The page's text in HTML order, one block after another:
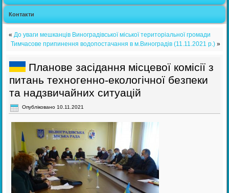
Контакти
«До уваги мешканців Виноградівської міської територіальної громади
Тимчасове припинення водопостачання в м.Виноградів (11.11.2021 р.)»
Планове засідання місцевої комісії з
питань техногенно-екологічної безпеки
та надзвичайних ситуацій
Опубліковано 10.11.2021